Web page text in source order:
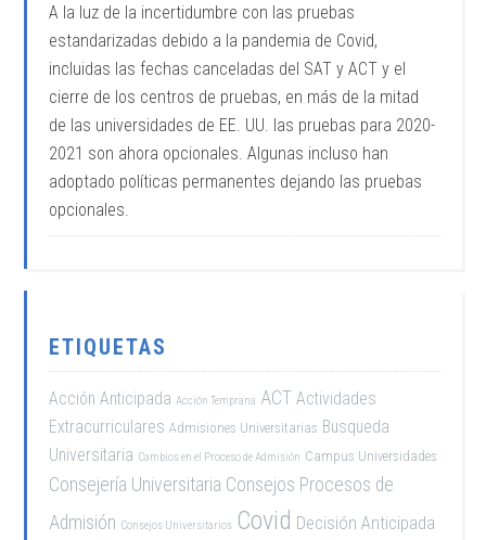
A la luz de la incertidumbre con las pruebas
estandarizadas debido a la pandemia de Covid,
incluidas las fechas canceladas del SAT y ACT y el
cierre de los centros de pruebas, en más de la mitad
de las universidades de EE. UU. las pruebas para 2020-
2021 son ahora opcionales. Algunas incluso han
adoptado políticas permanentes dejando las pruebas
opcionales.
ETIQUETAS
Acción Anticipada Acción Temprana ACT Actividades
Extracurriculares Admisiones Universitarias Busqueda
Universitaria Cambios en el Proceso de Admisión Campus Universidades
Consejería Universitaria Consejos Procesos de
Admisión Consejos Universitarios Covid Decisión Anticipada